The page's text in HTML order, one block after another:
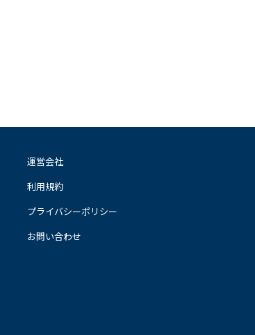
運営会社
利用規約
プライバシーポリシー
お問い合わせ